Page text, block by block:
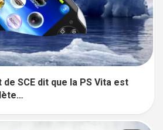
SCE dit que la PS Vita est